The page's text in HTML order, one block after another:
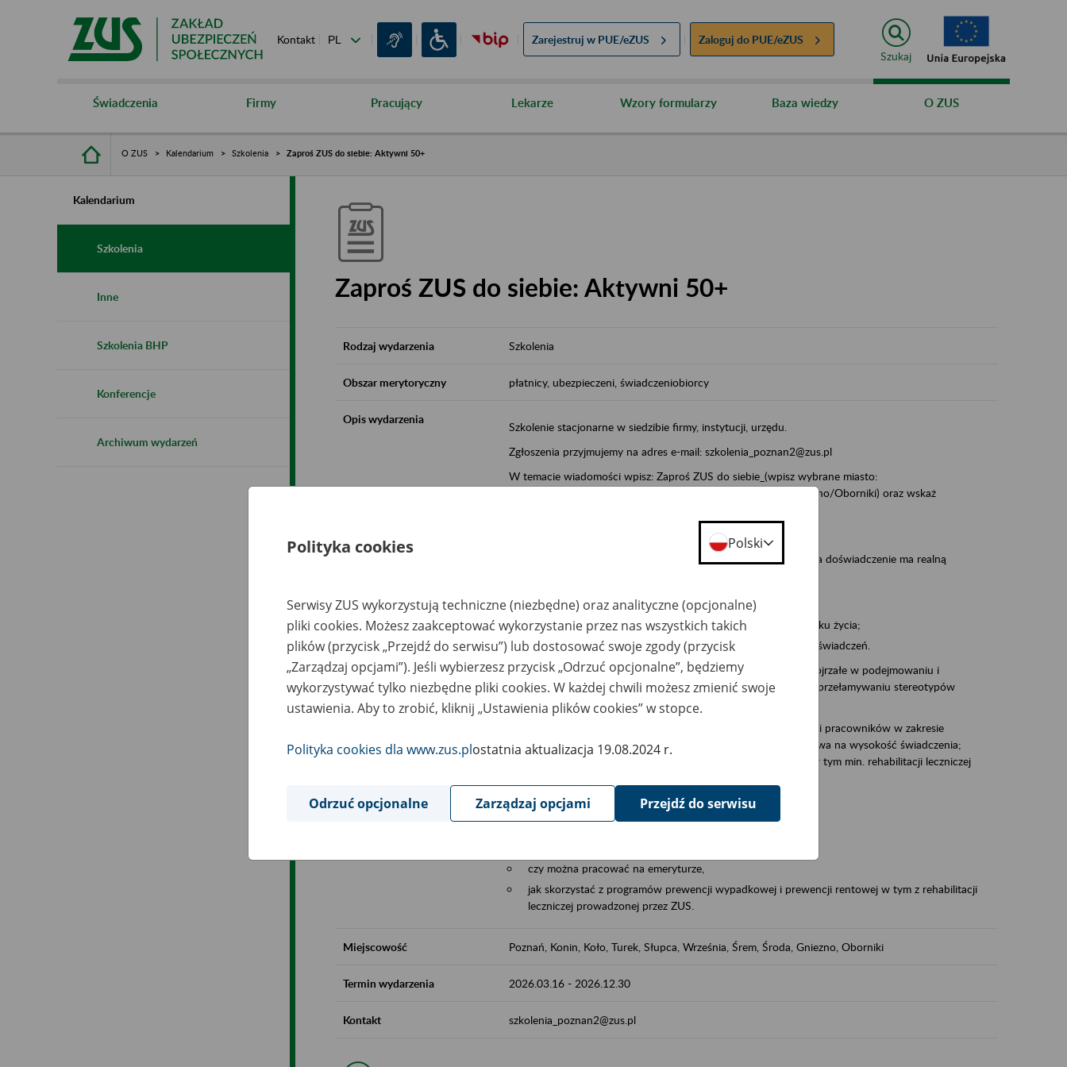
Kontakt Zarejestruj w PUE/eZUS Zaloguj do PUE/eZUS
Szukaj
Świadczenia Firmy Pracujący Lekarze Wzory formularzy Baza wiedzy O ZUS
O ZUS Kalendarium Szkolenia Zaproś ZUS do siebie: Aktywni 50+
Kalendarium
Szkolenia
Inne
Szkolenia BHP
Konferencje
Archiwum wydarzeń
Zaproś ZUS do siebie: Aktywni 50+
Rodzaj wydarzenia Szkolenia
Obszar merytoryczny płatnicy, ubezpieczeni, świadczeniobiorcy
Opis wydarzenia
Szkolenie stacjonarne w siedzibie firmy, instytucji, urzędu.
Zgłoszenia przyjmujemy na adres e-mail: szkolenia_poznan2@zus.pl
W temacie wiadomości wpisz: Zaproś ZUS do siebie_(wpisz wybrane miasto:
Poznań/Konin/Koło/Turek/Słupca/Września/Śrem/Środa/Gniezno/Oborniki) oraz wskaż
Aktywni 50+ to inicjatywa, która pokazuje, że wiek jest atutem, a doświadczenie ma realną
Program ten to:
promocja aktywności zawodowej osób po pięćdziesiątym roku życia;
zachęcanie do świadomego planowania kariery i przyszłych świadczeń.
ZUS przez działania informacyjne i edukacyjne wspiera osoby dojrzałe w podejmowaniu i
kontynuowaniu aktywności zawodowej, dbaniu o zdrowie oraz przełamywaniu stereotypów
związanych z wiekiem.
Aktywni 50+ to współpraca ZUS z organizacjami pracodawców i pracowników w zakresie
edukowania nt. systemu emerytalnego w Polsce – tego co wpływa na wysokość świadczenia;
działań z obszaru prewencji wypadkowej i prewencji rentowej w tym min. rehabilitacji leczniczej
W ramach inicjatywy Aktywni 50+, ZUS edukuje:
czy można pracować na emeryturze,
jak skorzystać z programów prewencji wypadkowej i prewencji rentowej w tym z rehabilitacji
leczniczej prowadzonej przez ZUS.
Miejscowość Poznań, Konin, Koło, Turek, Słupca, Września, Śrem, Środa, Gniezno, Oborniki
Termin wydarzenia 2026.03.16 - 2026.12.30
Kontakt szkolenia_poznan2@zus.pl
Polityka cookies Polski
Serwisy ZUS wykorzystują techniczne (niezbędne) oraz analityczne (opcjonalne)
pliki cookies. Możesz zaakceptować wykorzystanie przez nas wszystkich takich
plików (przycisk „Przejdź do serwisu”) lub dostosować swoje zgody (przycisk
„Zarządzaj opcjami”). Jeśli wybierzesz przycisk „Odrzuć opcjonalne”, będziemy
wykorzystywać tylko niezbędne pliki cookies. W każdej chwili możesz zmienić swoje
ustawienia. Aby to zrobić, kliknij „Ustawienia plików cookies” w stopce.
Polityka cookies dla www.zus.plostatnia aktualizacja 19.08.2024 r.
Odrzuć opcjonalne Zarządzaj opcjami Przejdź do serwisu